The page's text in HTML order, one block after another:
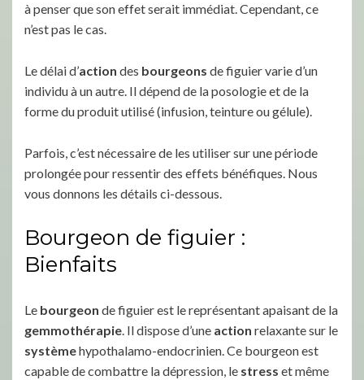
à penser que son effet serait immédiat. Cependant, ce
n’est pas le cas.
Le délai d’action des bourgeons de figuier varie d’un
individu à un autre. Il dépend de la posologie et de la
forme du produit utilisé (infusion, teinture ou gélule).
Parfois, c’est nécessaire de les utiliser sur une période
prolongée pour ressentir des effets bénéfiques. Nous
vous donnons les détails ci-dessous.
Bourgeon de figuier :
Bienfaits
Le bourgeon de figuier est le représentant apaisant de la
gemmothérapie. Il dispose d’une action relaxante sur le
systèmehypothalamo-endocrinien. Ce bourgeon est
capable de combattre la dépression, le stress et même